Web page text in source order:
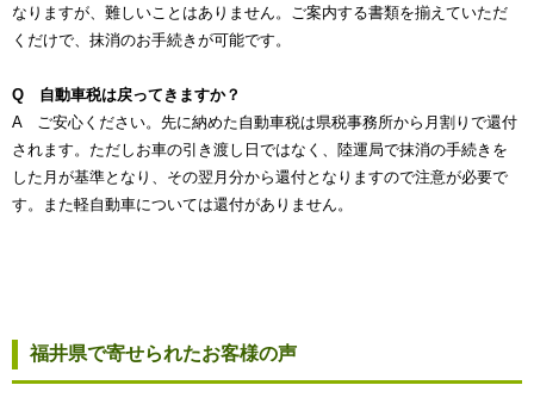
なりますが、難しいことはありません。ご案内する書類を揃えていただ
くだけで、抹消のお手続きが可能です。
Q 自動車税は戻ってきますか？
A ご安心ください。先に納めた自動車税は県税事務所から月割りで還付
されます。ただしお車の引き渡し日ではなく、陸運局で抹消の手続きを
した月が基準となり、その翌月分から還付となりますので注意が必要で
す。また軽自動車については還付がありません。
福井県で寄せられたお客様の声